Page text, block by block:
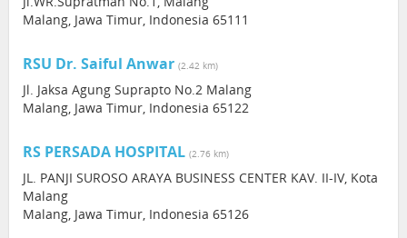
Malang, Jawa Timur, Indonesia 65111
RSU Dr. Saiful Anwar (2.42 km)
Jl. Jaksa Agung Suprapto No.2 Malang
Malang, Jawa Timur, Indonesia 65122
RS PERSADA HOSPITAL (2.76 km)
JL. PANJI SUROSO ARAYA BUSINESS CENTER KAV. II-IV, Kota
Malang
Malang, Jawa Timur, Indonesia 65126